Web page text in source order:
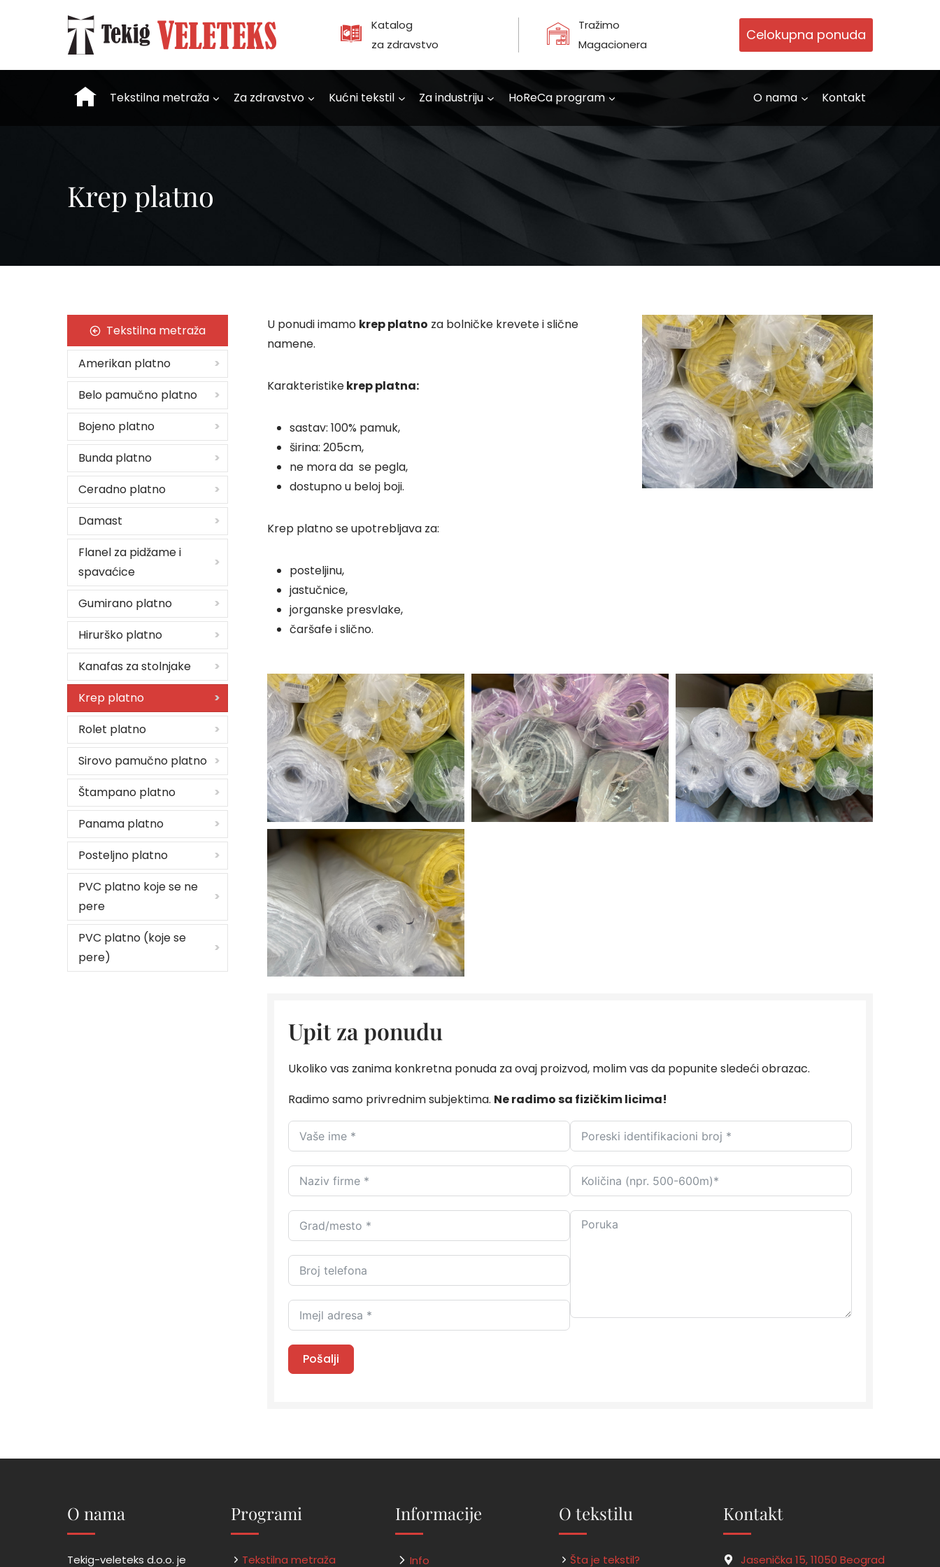
Katalog
za zdravstvo
Tražimo
Magacionera
Celokupna ponuda
Tekstilna metraža Za zdravstvo Kućni tekstil Za industriju HoReCa program O nama Kontakt
Krep platno
U ponudi imamo krep platno za bolničke krevete i slične
namene.
Karakteristikekrep platna:
sastav: 100% pamuk,
širina: 205cm,
ne mora da se pegla,
dostupno u beloj boji.
Krep platno se upotrebljava za:
posteljinu,
jastučnice,
jorganske presvlake,
čaršafe i slično.
Upit za ponudu
Ukoliko vas zanima konkretna ponuda za ovaj proizvod, molim vas da popunite sledeći obrazac.
Radimo samo privrednim subjektima. Ne radimo sa fizičkim licima!
Pošalji
Tekstilna metraža
Amerikan platno
Belo pamučno platno
Bojeno platno
Bunda platno
Ceradno platno
Damast
Flanel za pidžame i
spavaćice
Gumirano platno
Hirurško platno
Kanafas za stolnjake
Krep platno
Rolet platno
Sirovo pamučno platno
Štampano platno
Panama platno
Posteljno platno
PVC platno koje se ne
pere
PVC platno (koje se
pere)
O nama
Tekig-veleteks d.o.o. je
Programi
Tekstilna metraža
Informacije
Info
O tekstilu
Šta je tekstil?
Kontakt
Jasenička 15, 11050 Beograd